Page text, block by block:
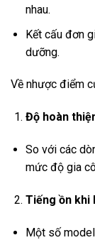
nhau.
Kết cấu đơn
dưỡng.
Về nhược điểm
Độ hoàn
So với các
mức độ gia
Tiếng ồn khi
Một số